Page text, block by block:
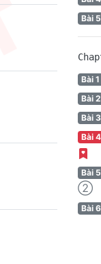
Bài 5
Bài 1
Bài 2
Bài 3
Bài 4
Bài 5
②
Bài 6